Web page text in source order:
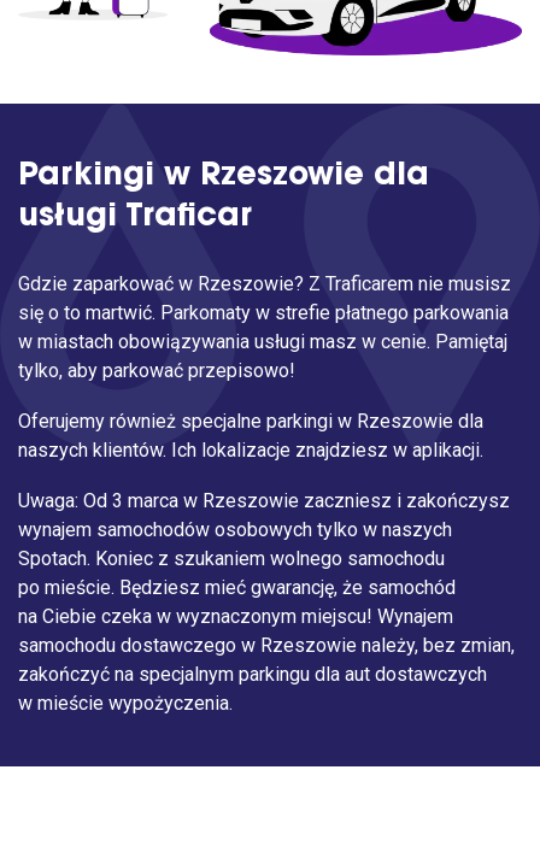
Parkingi w Rzeszowie dla
usługi Traficar
Gdzie zaparkować w Rzeszowie? Z Traficarem nie musisz
się o to martwić. Parkomaty w strefie płatnego parkowania
w miastach obowiązywania usługi masz w cenie. Pamiętaj
tylko, aby parkować przepisowo!
Oferujemy również specjalne parkingi w Rzeszowie dla
naszych klientów. Ich lokalizacje znajdziesz w aplikacji.
Uwaga: Od 3 marca w Rzeszowie zaczniesz i zakończysz
wynajem samochodów osobowych tylko w naszych
Spotach. Koniec z szukaniem wolnego samochodu
po mieście. Będziesz mieć gwarancję, że samochód
na Ciebie czeka w wyznaczonym miejscu! Wynajem
samochodu dostawczego w Rzeszowie należy, bez zmian,
zakończyć na specjalnym parkingu dla aut dostawczych
w mieście wypożyczenia.